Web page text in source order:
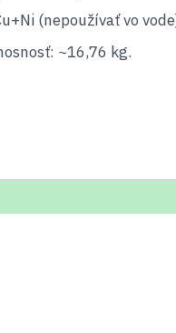
(nepoužívať vo
~16,76 kg.